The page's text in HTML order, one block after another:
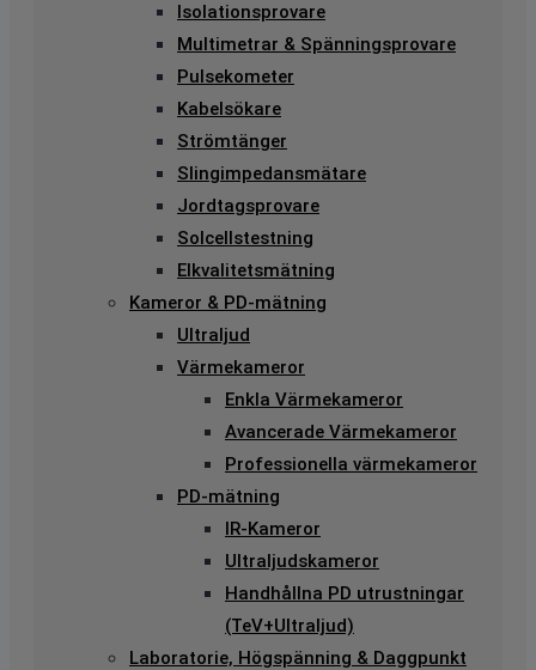
Isolationsprovare
Multimetrar & Spänningsprovare
Pulsekometer
Kabelsökare
Strömtänger
Slingimpedansmätare
Jordtagsprovare
Solcellstestning
Elkvalitetsmätning
Kameror & PD-mätning
Ultraljud
Värmekameror
Enkla Värmekameror
Avancerade Värmekameror
Professionella värmekameror
PD-mätning
IR-Kameror
Ultraljudskameror
Handhållna PD utrustningar
(TeV+Ultraljud)
Laboratorie, Högspänning & Daggpunkt